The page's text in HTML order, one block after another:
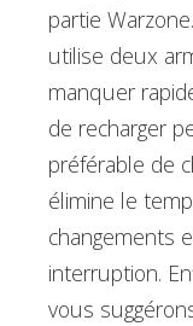
partie
utilise deux
manquer
de recharger
préférable de
élimine le
changements
interruption.
vous